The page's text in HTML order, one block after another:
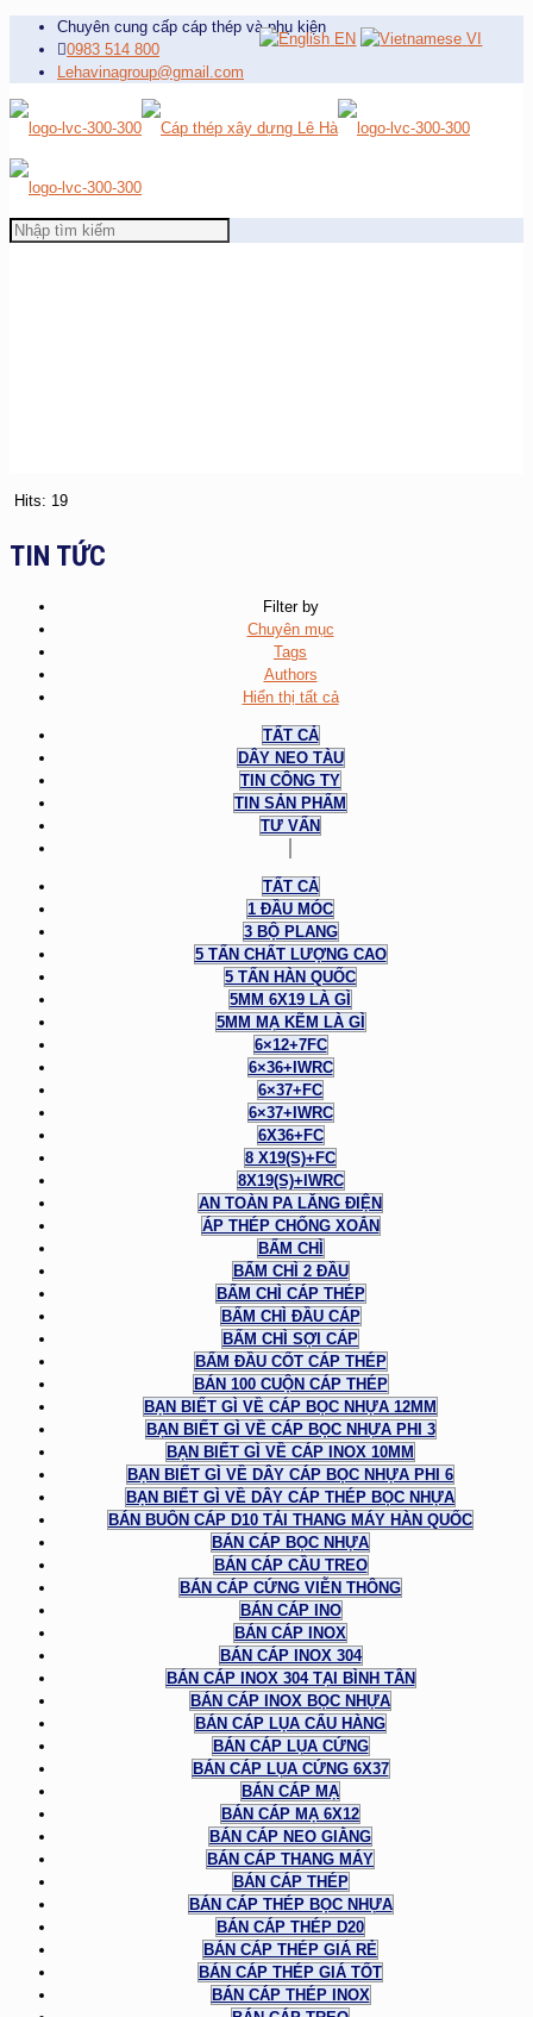
Chuyên cung cấp cáp thép và phụ kiện
0983 514 800
Lehavinagroup@gmail.com
Hits: 19
TIN TỨC
Filter by
Chuyên mục
Tags
Authors
Hiển thị tất cả
TẤT CẢ
DÂY NEO TÀU
TIN CÔNG TY
TIN SẢN PHẨM
TƯ VẤN
TẤT CẢ
1 ĐẦU MÓC
3 BỘ PLANG
5 TẤN CHẤT LƯỢNG CAO
5 TẤN HÀN QUỐC
5MM 6X19 LÀ GÌ
5MM MẠ KẼM LÀ GÌ
6×12+7FC
6×36+IWRC
6×37+FC
6×37+IWRC
6X36+FC
8 X19(S)+FC
8X19(S)+IWRC
AN TOÀN PA LĂNG ĐIỆN
ÁP THÉP CHỐNG XOẮN
BẤM CHÌ
BẤM CHÌ 2 ĐẦU
BẤM CHÌ CÁP THÉP
BẤM CHÌ ĐẦU CÁP
BẤM CHÌ SỢI CÁP
BẤM ĐẦU CỐT CÁP THÉP
BÁN 100 CUỘN CÁP THÉP
BẠN BIẾT GÌ VỀ CÁP BỌC NHỰA 12MM
BẠN BIẾT GÌ VỀ CÁP BỌC NHỰA PHI 3
BẠN BIẾT GÌ VỀ CÁP INOX 10MM
BẠN BIẾT GÌ VỀ DÂY CÁP BỌC NHỰA PHI 6
BẠN BIẾT GÌ VỀ DÂY CÁP THÉP BỌC NHỰA
BÁN BUÔN CÁP D10 TẢI THANG MÁY HÀN QUỐC
BÁN CÁP BỌC NHỰA
BÁN CÁP CẦU TREO
BÁN CÁP CỨNG VIỄN THÔNG
BÁN CÁP INO
BÁN CÁP INOX
BÁN CÁP INOX 304
BÁN CÁP INOX 304 TẠI BÌNH TÂN
BÁN CÁP INOX BỌC NHỰA
BÁN CÁP LỤA CẨU HÀNG
BÁN CÁP LỤA CỨNG
BÁN CÁP LỤA CỨNG 6X37
BÁN CÁP MẠ
BÁN CÁP MẠ 6X12
BÁN CÁP NEO GIẰNG
BÁN CÁP THANG MÁY
BÁN CÁP THÉP
BÁN CÁP THÉP BỌC NHỰA
BÁN CÁP THÉP D20
BÁN CÁP THÉP GIÁ RẺ
BÁN CÁP THÉP GIÁ TỐT
BÁN CÁP THÉP INOX
EN VI